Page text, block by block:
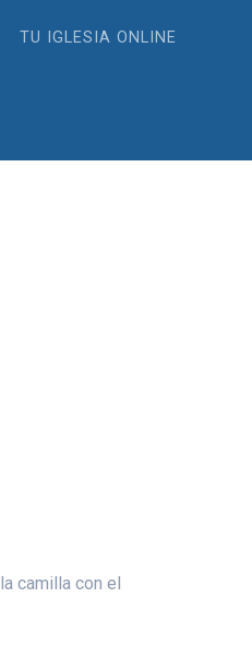
TU IGLESIA ONLINE
camilla con el